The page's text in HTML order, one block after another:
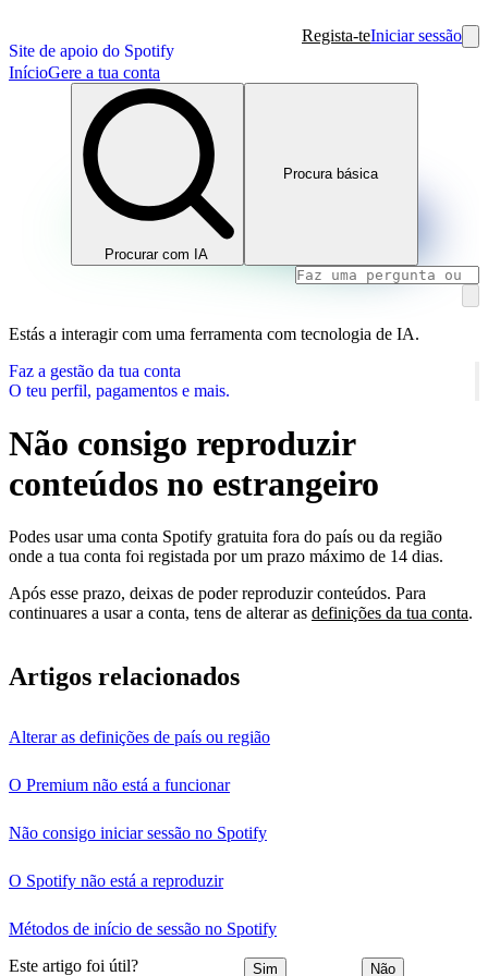
Site de apoio do Spotify
Regista-teIniciar sessão
InícioGere a tua conta
Procurar com IA
Procura básica
Estás a interagir com uma ferramenta com tecnologia de IA.
Faz a gestão da tua conta
O teu perfil, pagamentos e mais.
Não consigo reproduzir
conteúdos no estrangeiro
Podes usar uma conta Spotify gratuita fora do país ou da região
onde a tua conta foi registada por um prazo máximo de 14 dias.
Após esse prazo, deixas de poder reproduzir conteúdos. Para
continuares a usar a conta, tens de alterar as definições da tua conta.
Artigos relacionados
Alterar as definições de país ou região
O Premium não está a funcionar
Não consigo iniciar sessão no Spotify
O Spotify não está a reproduzir
Métodos de início de sessão no Spotify
Este artigo foi útil? Sim Não